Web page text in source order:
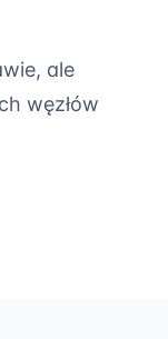
ale
węzłów